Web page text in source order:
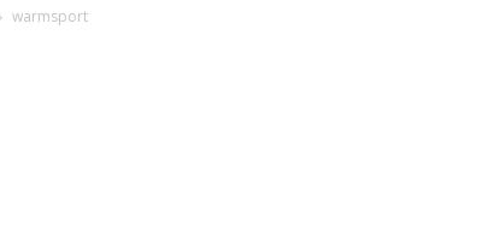
warmsport